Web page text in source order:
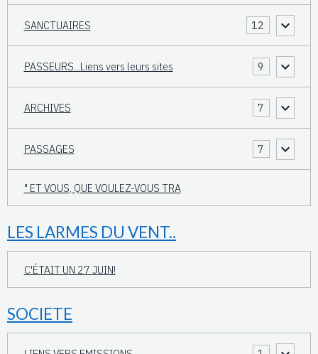
SANCTUAIRES 12
PASSEURS...Liens vers leurs sites 9
ARCHIVES 7
PASSAGES 7
" ET VOUS, QUE VOULEZ-VOUS TRA
LES LARMES DU VENT..
C'ÉTAIT UN 27 JUIN!
SOCIETE